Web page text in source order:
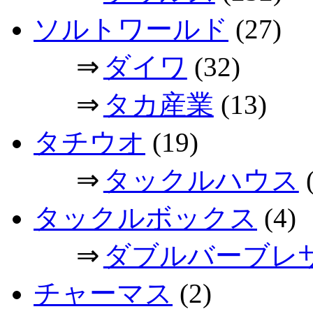
ソルトワールド (27)
⇒ ダイワ (32)
⇒ タカ産業 (13)
タチウオ (19)
⇒ タックルハウス
タックルボックス (4)
⇒ ダブルバーブレ
チャーマス (2)